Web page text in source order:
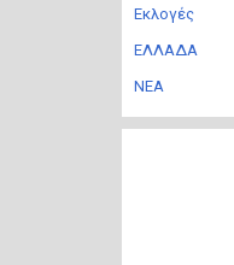
Εκλογές
ΕΛΛΑΔΑ
ΝΕΑ